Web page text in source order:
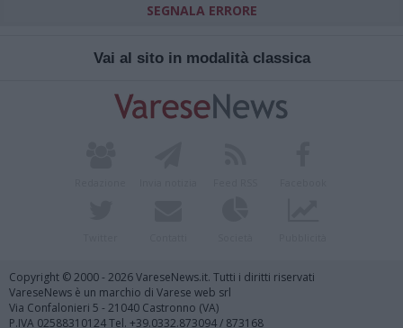
SEGNALA ERRORE
Vai al sito in modalità classica
Copyright © 2000 - 2026 VareseNews.it. Tutti i diritti riservati
VareseNews è un marchio di Varese web srl
Via Confalonieri 5 - 21040 Castronno (VA)
P.IVA 02588310124 Tel. +39.0332.873094 / 873168